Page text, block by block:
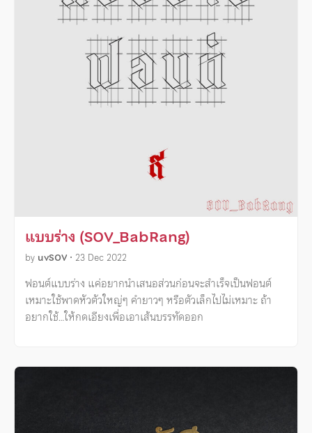
แบบร่าง (SOV_BabRang)
by uvSOV • 23 Dec 2022
ฟอนต์แบบร่าง แค่อยากนำเสนอส่วนก่อนจะสำเร็จเป็นฟอนต์
เหมาะใช้พาดหัวตัวใหญ่ๆ คำยาวๆ หรือตัวเล็กไปไม่เหมาะ ถ้า
อยากใช้…ให้กดเอียงเพื่อเอาเส้นบรรทัดออก